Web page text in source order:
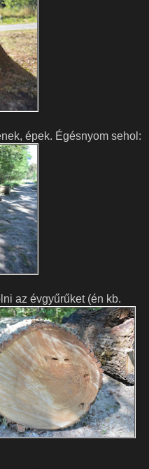
épek. Égésnyom sehol:
az évgyűrűket (én kb.